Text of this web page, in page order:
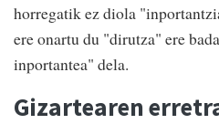
horregatik ez diola
ere onartu du "dirutza" ere
inportantea" dela.
Gizartearen